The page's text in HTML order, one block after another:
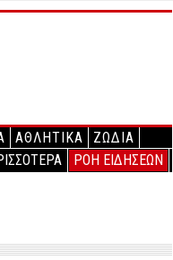
ΑΘΛΗΤΙΚΑ
ΖΩΔΙΑ
ΡΟΗ ΕΙΔΗΣΕΩΝ